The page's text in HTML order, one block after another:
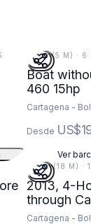
16 FT (5 M) · 6
Boat without
460 15hp
Cartagena -
Desde
Ver
58 FT (18 M) ·
2013, 4-
through
Ray 580
Cartagena -